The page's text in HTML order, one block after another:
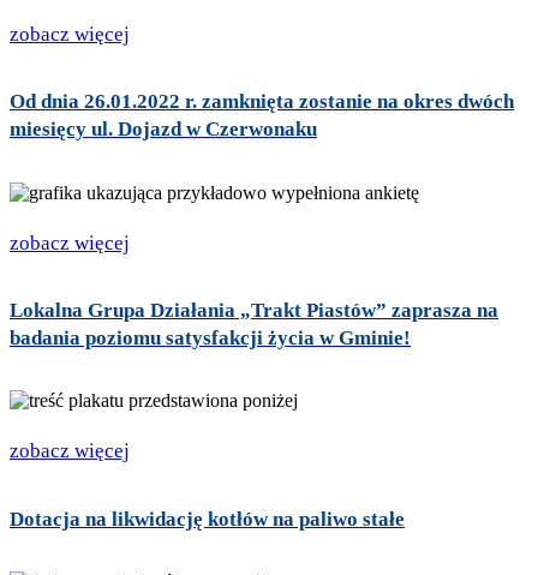
zobacz więcej
Od dnia 26.01.2022 r. zamknięta zostanie na okres dwóch
miesięcy ul. Dojazd w Czerwonaku
zobacz więcej
Lokalna Grupa Działania „Trakt Piastów” zaprasza na
badania poziomu satysfakcji życia w Gminie!
zobacz więcej
Dotacja na likwidację kotłów na paliwo stałe